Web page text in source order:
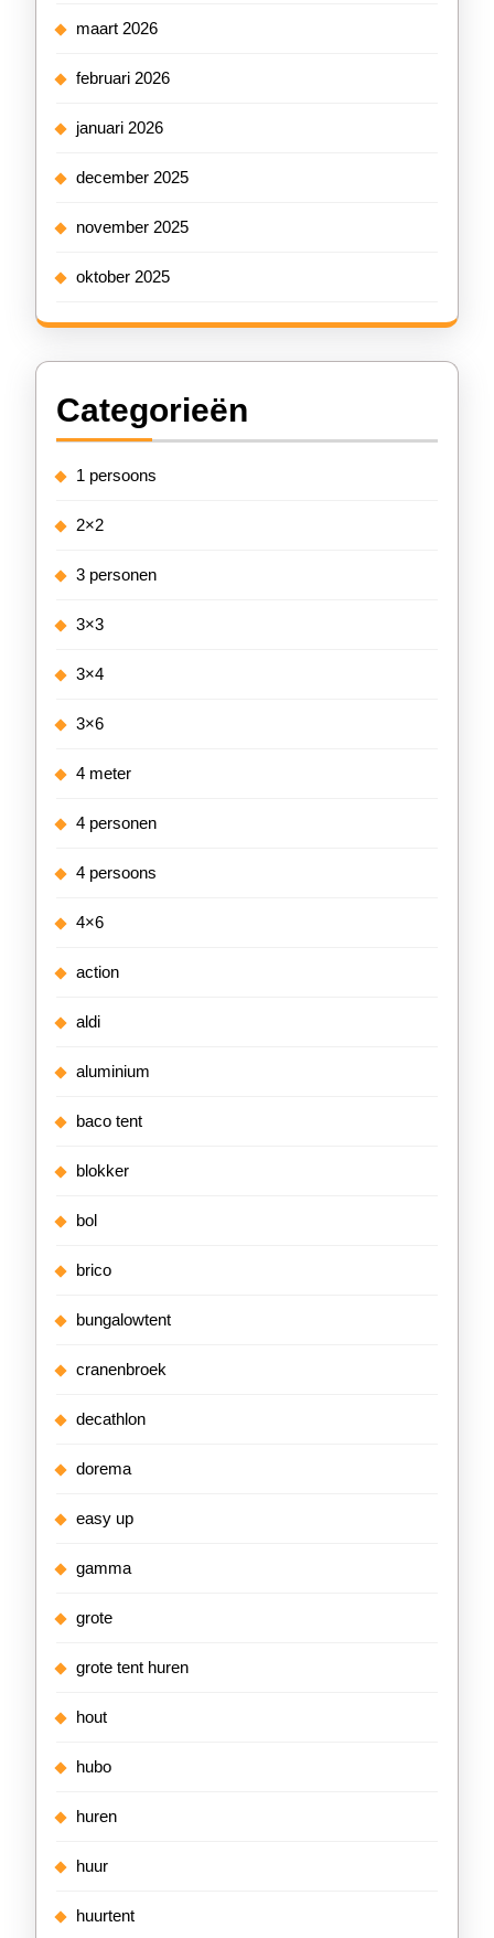
maart 2026
februari 2026
januari 2026
december 2025
november 2025
oktober 2025
Categorieën
1 persoons
2×2
3 personen
3×3
3×4
3×6
4 meter
4 personen
4 persoons
4×6
action
aldi
aluminium
baco tent
blokker
bol
brico
bungalowtent
cranenbroek
decathlon
dorema
easy up
gamma
grote
grote tent huren
hout
hubo
huren
huur
huurtent